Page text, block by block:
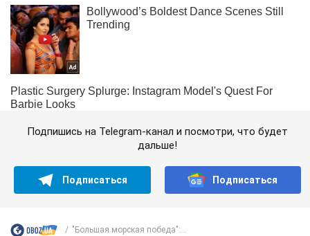
Подпишись на Telegram-канал и посмотри, что будет
дальше!
Подписаться Подписаться
"Большая морская победа":...